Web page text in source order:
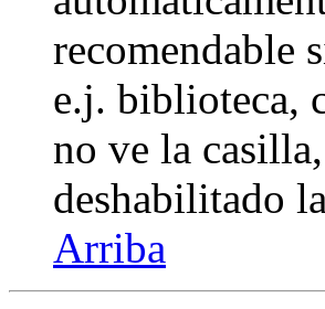
recomendable
e.j. biblioteca,
no ve la
deshabilitado
Arriba